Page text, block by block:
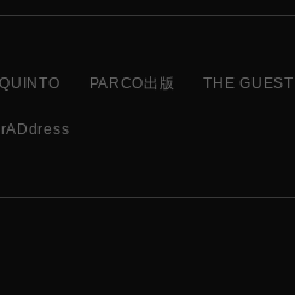
PARCO出版 THE